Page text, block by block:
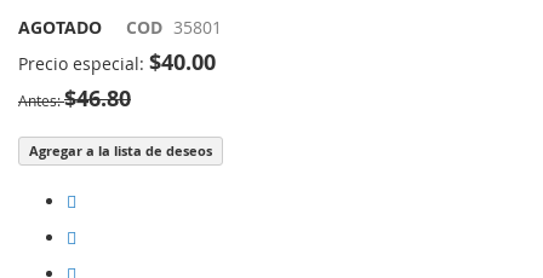
AGOTADO
COD 35801
Precio especial $40.00
Antes $46.80
Agregar a la lista de deseos